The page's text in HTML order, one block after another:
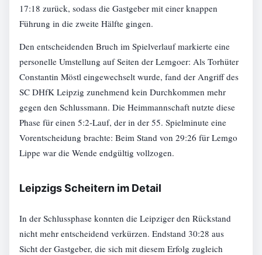
17:18 zurück, sodass die Gastgeber mit einer knappen
Führung in die zweite Hälfte gingen.
Den entscheidenden Bruch im Spielverlauf markierte eine
personelle Umstellung auf Seiten der Lemgoer: Als Torhüter
Constantin Möstl eingewechselt wurde, fand der Angriff des
SC DHfK Leipzig zunehmend kein Durchkommen mehr
gegen den Schlussmann. Die Heimmannschaft nutzte diese
Phase für einen 5:2-Lauf, der in der 55. Spielminute eine
Vorentscheidung brachte: Beim Stand von 29:26 für Lemgo
Lippe war die Wende endgültig vollzogen.
Leipzigs Scheitern im Detail
In der Schlussphase konnten die Leipziger den Rückstand
nicht mehr entscheidend verkürzen. Endstand 30:28 aus
Sicht der Gastgeber, die sich mit diesem Erfolg zugleich